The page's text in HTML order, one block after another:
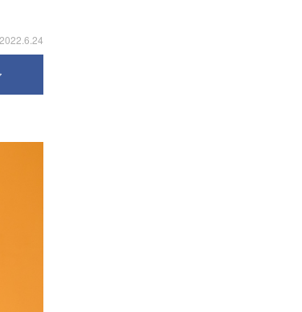
2022.6.24